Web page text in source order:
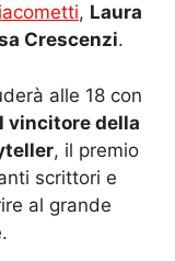
, Laura
Crescenzi.
alle 18 con
vincitore della
, il premio
scrittori e
al grande